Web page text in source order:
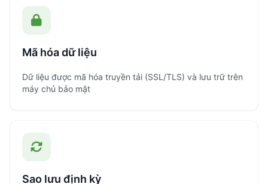
Mã hóa dữ liệu
Dữ liệu được mã hóa truyền tải (SSL/TLS) và lưu trữ trên
máy chủ bảo mật
Sao lưu định kỳ